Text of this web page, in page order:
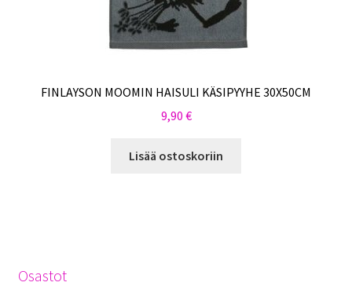
FINLAYSON MOOMIN HAISULI KÄSIPYYHE 30X50CM
9,90 €
Lisää ostoskoriin
Osastot